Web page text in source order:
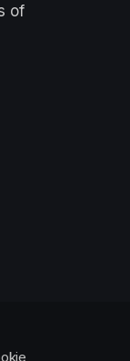
of